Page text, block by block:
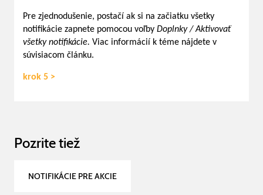
Pre zjednodušenie, postačí ak si na začiatku všetky
notifikácie zapnete pomocou voľby Doplnky / Aktivovať
všetky notifikácie. Viac informácií k téme nájdete v
súvisiacom článku.
krok 5 >
Pozrite tiež
NOTIFIKÁCIE PRE AKCIE